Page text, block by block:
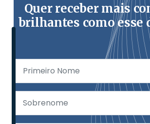
Quer receber mais
brilhantes como esse